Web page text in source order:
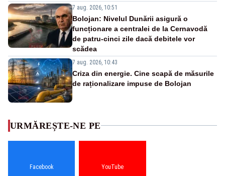
7 aug. 2026, 10:51
Bolojan: Nivelul Dunării asigură o
funcționare a centralei de la Cernavodă
de patru-cinci zile dacă debitele vor
scădea
7 aug. 2026, 10:43
Criza din energie. Cine scapă de măsurile
de raționalizare impuse de Bolojan
URMĂREȘTE-NE PE
Facebook YouTube